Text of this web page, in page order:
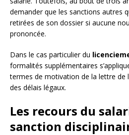
demander que les sanctions autres
retirées de son dossier si aucune
prononcée.
Dans le cas particulier du
formalités supplémentaires
termes de motivation de la lettre de
des délais légaux.
Les recours du
sanction